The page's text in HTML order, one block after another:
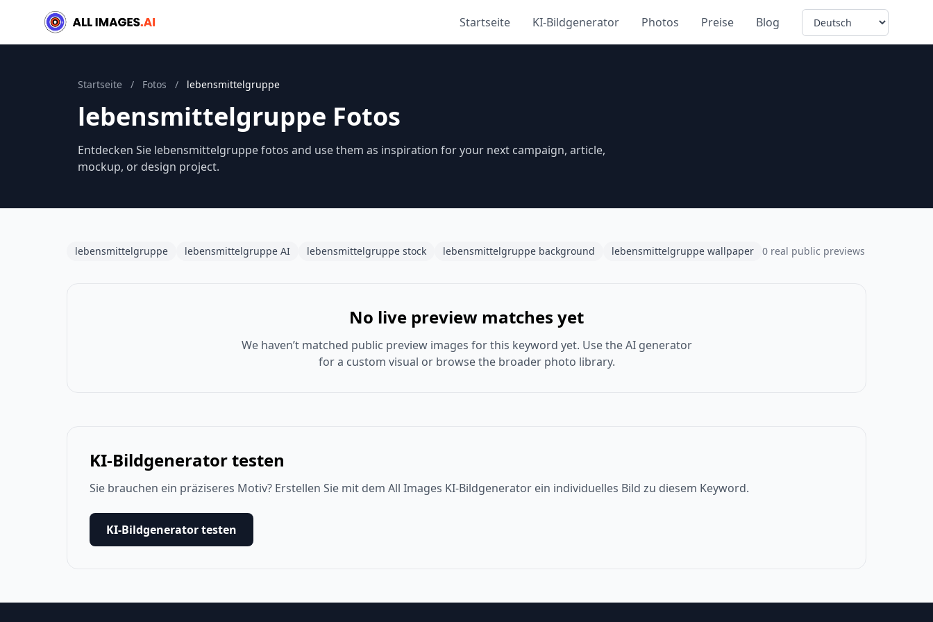
Startseite KI-Bildgenerator Photos Preise Blog Language
Startseite / Fotos / lebensmittelgruppe
lebensmittelgruppe Fotos
Entdecken Sie lebensmittelgruppe fotos and use them as inspiration for your next campaign, article,
mockup, or design project.
lebensmittelgruppe lebensmittelgruppe AI lebensmittelgruppe stock lebensmittelgruppe background lebensmittelgruppe wallpaper 0 real public previews
No live preview matches yet
We haven’t matched public preview images for this keyword yet. Use the AI generator
for a custom visual or browse the broader photo library.
KI-Bildgenerator testen
Sie brauchen ein präziseres Motiv? Erstellen Sie mit dem All Images KI-Bildgenerator ein individuelles Bild zu diesem Keyword.
KI-Bildgenerator testen